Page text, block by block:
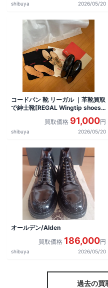
shibuya 2026/05/20
コードバン 靴 リーガル ｜革靴買取
で紳士靴[REGAL Wingtip shoes]
買取価格 91,000円
shibuya 2026/05/20
オールデン/Alden
買取価格 186,000円
shibuya 2026/05/20
過去の買